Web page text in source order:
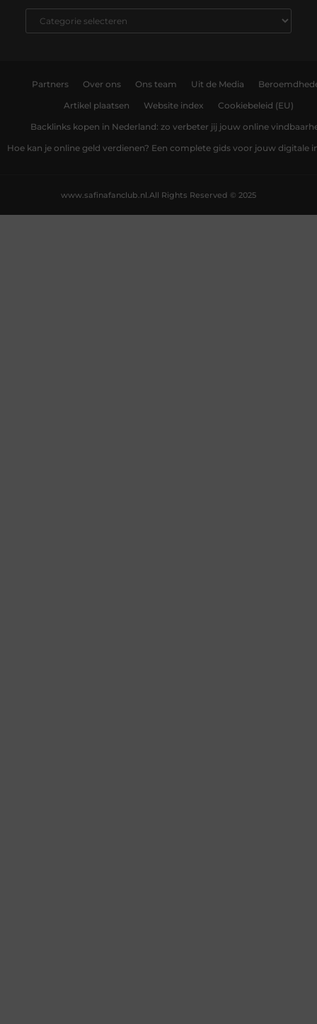
Partners Over ons Ons team Uit de Media
Artikel plaatsen Website index Cookiebeleid (EU)
Backlinks kopen in Nederland: zo verbeter jij jouw online
Hoe kan je online geld verdienen? Een complete gids voor jouw digitale
All Rights Reserved © 2025
www.safinafanclub.nl.